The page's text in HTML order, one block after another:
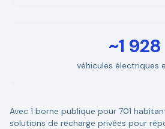
~1 928
véhicules électriques
Avec 1 borne publique pour 701
solutions de recharge privées pour